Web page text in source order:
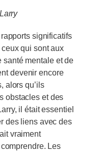
significatifs
qui sont aux
santé mentale et de
devenir encore
alors qu’ils
obstacles et des
il était essentiel
des liens avec des
vraiment
Les